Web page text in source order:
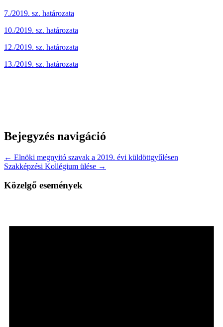
7./2019. sz. határozata
10./2019. sz. határozata
12./2019. sz. határozata
13./2019. sz. határozata
Bejegyzés navigáció
← Elnöki megnyitó szavak a 2019. évi küldöttgyűlésen
Szakképzési Kollégium ülése →
Közelgő események